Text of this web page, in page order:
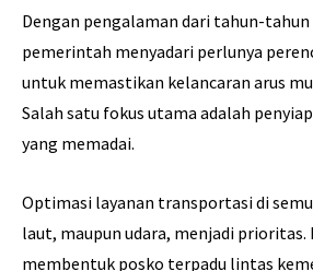
Dengan pengalaman dari tahun-tahun
pemerintah menyadari perlunya
untuk memastikan kelancaran arus
Salah satu fokus utama adalah
yang memadai.
Optimasi layanan transportasi di
laut, maupun udara, menjadi
membentuk posko terpadu lintas